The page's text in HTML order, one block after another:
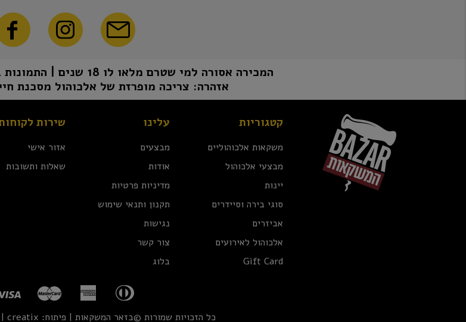
המכירה אסורה למי שטרם מלאו לו 18 שנים | התמונות באתר להמחשה בלבד | טל"ח
אזהרה: צריכה מופרזת של אלכוהול מסכנת
קטגוריות
משקאות אלכוהוליים
מבצעי אלכוהול
יינות
סוגי בירה וסיידרים
אביזרים
אלכוהול לאירועים
Gift Card
עלינו
מבצעים
אודות
מדיניות פרטיות
תקנון ותנאי שימוש
נגישות
צור קשר
בלוג
שירות
אזור אישי
שאלות ותשובות
כל הזכויות שמורות ©בזאר המשקאות | פיתוח: creatix